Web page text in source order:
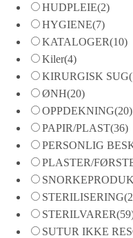
HUDPLEIE(2)
HYGIENE(7)
KATALOGER(10)
Kiler(4)
KIRURGISK SUG
ØNH(20)
OPPDEKNING(20)
PAPIR/PLAST(36)
PERSONLIG
PLASTER/
STERILISERING
STERILVARER
SUTUR IKKE